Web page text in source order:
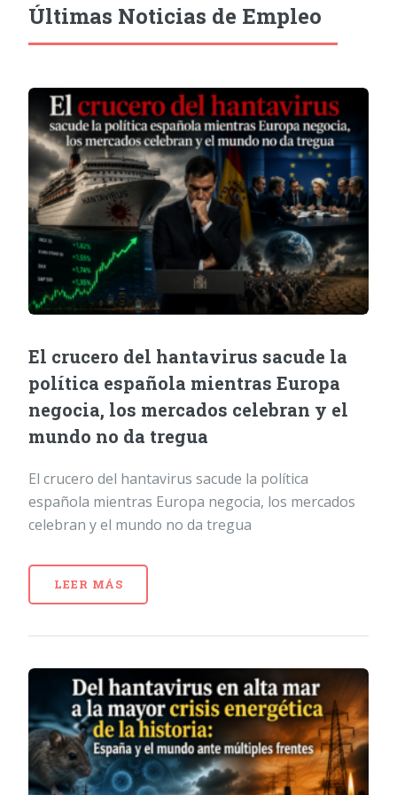
Últimas Noticias de Empleo
El crucero del hantavirus sacude la
política española mientras Europa
negocia, los mercados celebran y el
mundo no da tregua
El crucero del hantavirus sacude la política
española mientras Europa negocia, los mercados
celebran y el mundo no da tregua
LEER MÁS